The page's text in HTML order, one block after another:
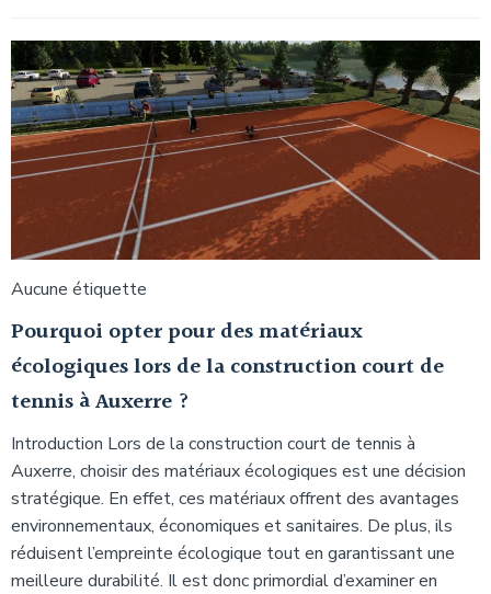
Aucune étiquette
Pourquoi opter pour des matériaux
écologiques lors de la construction court de
tennis à Auxerre ?
Introduction Lors de la construction court de tennis à
Auxerre, choisir des matériaux écologiques est une décision
stratégique. En effet, ces matériaux offrent des avantages
environnementaux, économiques et sanitaires. De plus, ils
réduisent l’empreinte écologique tout en garantissant une
meilleure durabilité. Il est donc primordial d’examiner en